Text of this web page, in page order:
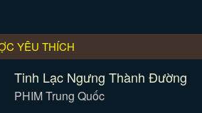
YÊU THÍCH
Tinh Lạc Ngưng Thành Đường
PHIM Trung Quốc